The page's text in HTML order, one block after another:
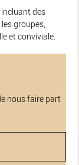
des
groupes,
et conviviale.
nous faire part